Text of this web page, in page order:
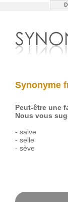
Synonyme
Peut-être une
Nous vous
- salve
- selle
- sève